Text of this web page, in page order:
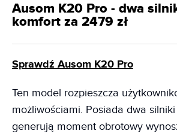
Ausom K20 Pro - dwa
komfort za 2479 zł
Sprawdź Ausom K20 Pro
Ten model rozpieszcza
możliwościami. Posiada dwa
generują moment obrotowy